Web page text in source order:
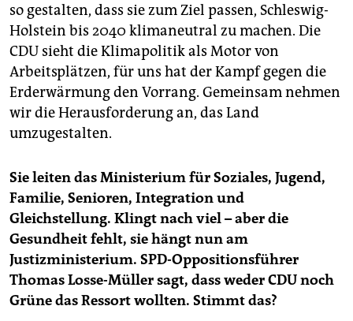
so gestalten, dass sie zum Ziel passen, Schleswig-
Holstein bis 2040 klimaneutral zu machen. Die
CDU sieht die Klimapolitik als Motor von
Arbeitsplätzen, für uns hat der Kampf gegen die
Erderwärmung den Vorrang. Gemeinsam nehmen
wir die Herausforderung an, das Land
umzugestalten.
Sie leiten das Ministerium für Soziales, Jugend,
Familie, Senioren, Integration und
Gleichstellung. Klingt nach viel – aber die
Gesundheit fehlt, sie hängt nun am
Justizministerium. SPD-Oppositionsführer
Thomas Losse-Müller sagt, dass weder CDU noch
Grüne das Ressort wollten. Stimmt das?